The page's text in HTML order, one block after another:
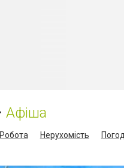
Афіша
Робота Нерухомість